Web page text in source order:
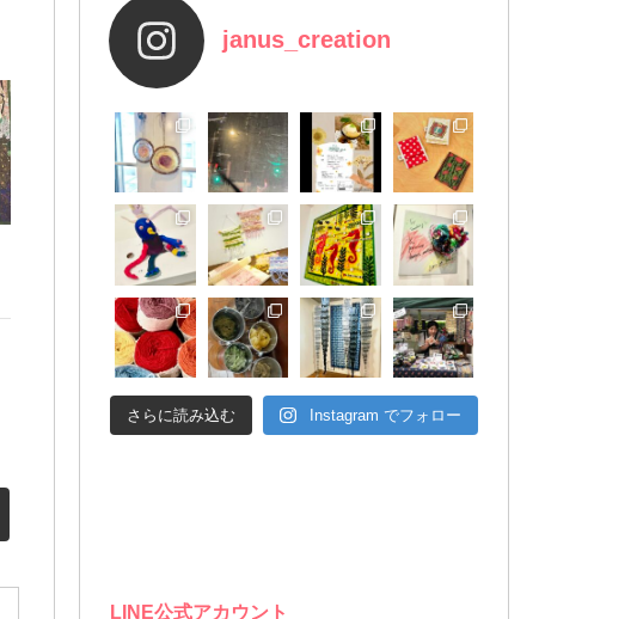
janus_creation
さらに読み込む Instagram でフォロー
LINE公式アカウント